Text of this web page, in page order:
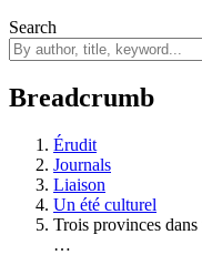
Search
Breadcrumb
Érudit
Journals
Liaison
Un été culturel
Trois provinces
…